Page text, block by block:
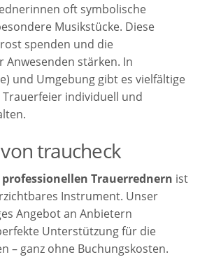
oft symbolische
Musikstücke. Diese
spenden und die
stärken. In
und Umgebung gibt es vielfältige
individuell und
traucheck
professionellen Trauerrednern ist
Instrument. Unser
Angebot an Anbietern
Unterstützung für die
– ganz ohne Buchungskosten.